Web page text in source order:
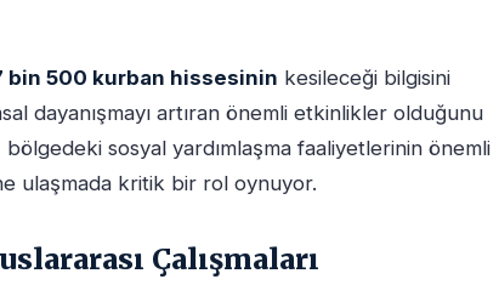
bin 500 kurban hissesinin kesileceği bilgisini
dayanışmayı artıran önemli etkinlikler olduğunu
sosyal yardımlaşma faaliyetlerinin önemli
ulaşmada kritik bir rol oynuyor.
Çalışmaları